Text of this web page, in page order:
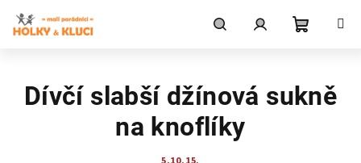
obsah
košík
Dívčí slabší džínová sukně
na knoflíky